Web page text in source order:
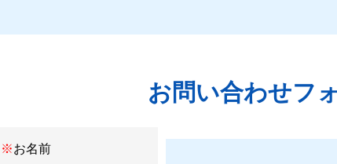
お問い合わせフ
※お名前